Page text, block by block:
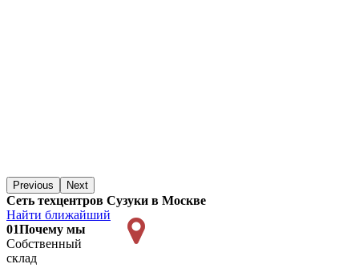
Previous Next
Сеть техцентров Сузуки в Москве
Найти ближайший
01Почему мы
Собственный
склад